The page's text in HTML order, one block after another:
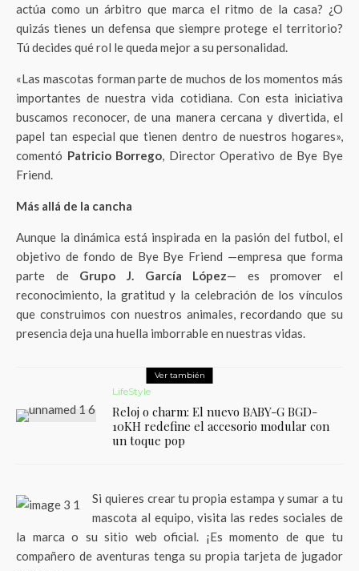
actúa como un árbitro que marca el ritmo de la casa? ¿O
quizás tienes un defensa que siempre protege el territorio?
Tú decides qué rol le queda mejor a su personalidad.
«Las mascotas forman parte de muchos de los momentos más
importantes de nuestra vida cotidiana. Con esta iniciativa
buscamos reconocer, de una manera cercana y divertida, el
papel tan especial que tienen dentro de nuestros hogares»,
comentó Patricio Borrego, Director Operativo de Bye Bye
Friend.
Más allá de la cancha
Aunque la dinámica está inspirada en la pasión del futbol, el
objetivo de fondo de Bye Bye Friend —empresa que forma
parte de Grupo J. García López— es promover el
reconocimiento, la gratitud y la celebración de los vínculos
que construimos con nuestros animales, recordando que su
presencia deja una huella imborrable en nuestras vidas.
Ver también
LifeStyle
Reloj o charm: El nuevo BABY-G BGD-
10KH redefine el accesorio modular con
un toque pop
Si quieres crear tu propia estampa y sumar a tu
mascota al equipo, visita las redes sociales de
la marca o su sitio web oficial. ¡Es momento de que tu
compañero de aventuras tenga su propia tarjeta de jugador